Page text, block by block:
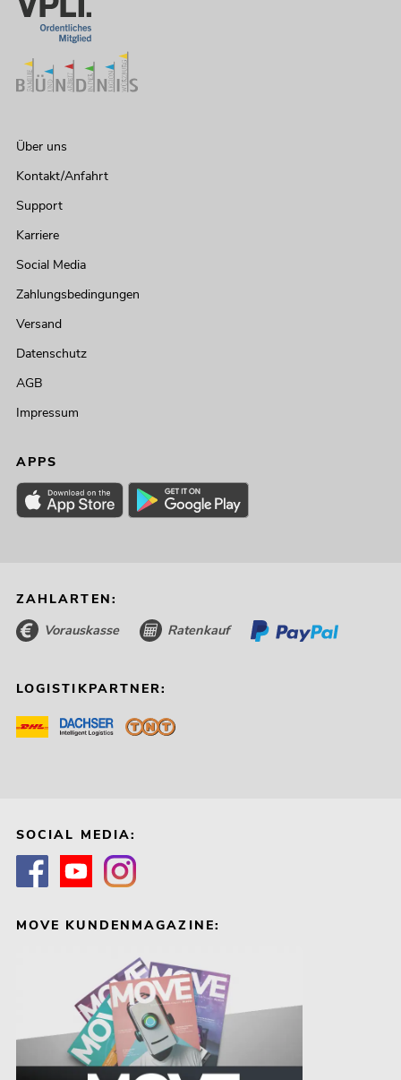
Über uns
Kontakt/Anfahrt
Support
Karriere
Social Media
Zahlungsbedingungen
Versand
Datenschutz
AGB
Impressum
APPS
ZAHLARTEN:
Vorauskasse Ratenkauf
LOGISTIKPARTNER:
SOCIAL MEDIA:
MOVE KUNDENMAGAZINE: